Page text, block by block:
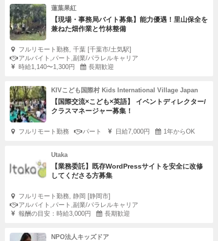
蓮葉果紅
【現場・事務局バイト募集】能力優遇！里山保全を
兼ねた畑作業と竹林整備
フルリモート勤務, 千葉 [千葉市/土気駅]
アルバイト,パート,副業/パラレルキャリア
時給1,140〜1,300円
長期歓迎
KIVこども国際村 Kids International Village Japan
【国際交流×こども×英語】 イベントディレクター/
クラスマネージャー募集！
フルリモート勤務 パート 日給7,000円 1年からOK
Utaka
【業務委託】既存WordPressサイトを安全に改修
してくださる方募集
フルリモート勤務, 静岡 [静岡市]
アルバイト,パート,副業/パラレルキャリア
報酬の目安：時給3,000円
長期歓迎
NPO法人キッズドア